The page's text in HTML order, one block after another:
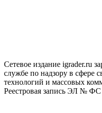
Сетевое издание igrader.ru
службе по надзору в сфере
технологий и массовых
Реестровая запись ЭЛ № ФС